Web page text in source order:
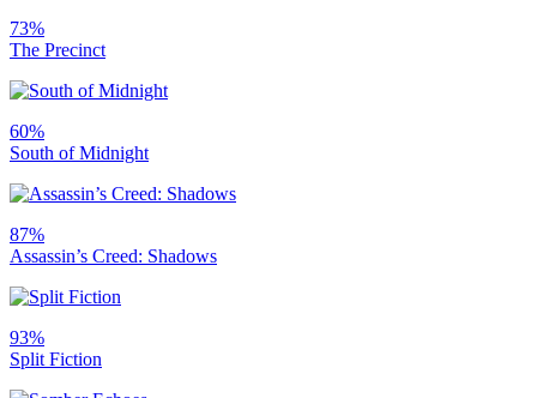
73%
The Precinct
60%
South of Midnight
87%
Assassin’s Creed: Shadows
93%
Split Fiction